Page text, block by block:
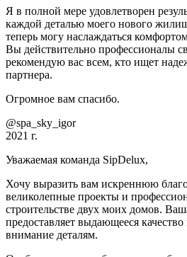
Я в полной мере удовлетворен
каждой деталью моего нового
теперь могу наслаждаться
Вы действительно профессионалы
рекомендую вас всем, кто ищет
партнера.
Огромное вам спасибо.
@spa_sky_igor
2021 г.
Уважаемая команда SipDelux,
Хочу выразить вам искреннюю
великолепные проекты и
строительстве двух моих домов.
предоставляет выдающееся
внимание деталям.